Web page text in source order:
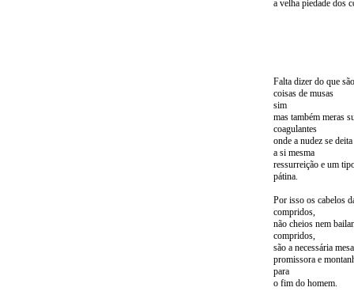
a velha piedade dos
Falta dizer do que
coisas de musas
sim
mas também meras
coagulantes
onde a nudez se
a si mesma
ressurreição e um
pátina.
Por isso os cabelos
compridos,
não cheios nem
compridos,
são a necessária mesa
promissora e
para
o fim do homem.